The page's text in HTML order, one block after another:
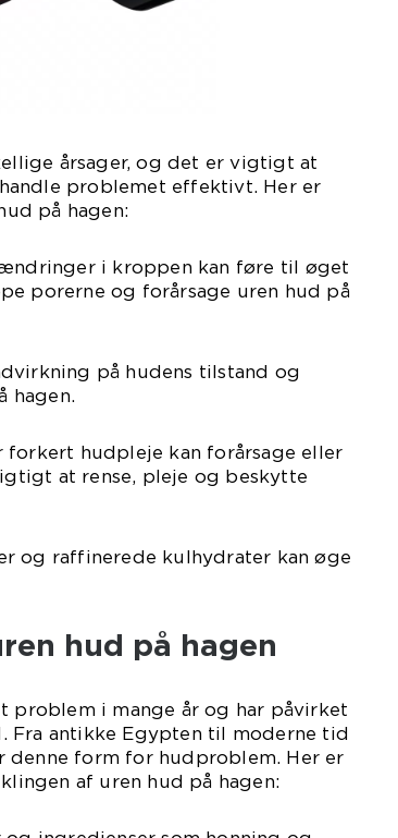
årsager, og det er vigtigt at
problemet effektivt. Her er
på hagen:
i kroppen kan føre til øget
porerne og forårsage uren hud på
på hudens tilstand og
hagen.
hudpleje kan forårsage eller
at rense, pleje og beskytte
og raffinerede kulhydrater kan øge
hud på hagen
problem i mange år og har påvirket
antikke Egypten til moderne tid
denne form for hudproblem. Her er
af uren hud på hagen: